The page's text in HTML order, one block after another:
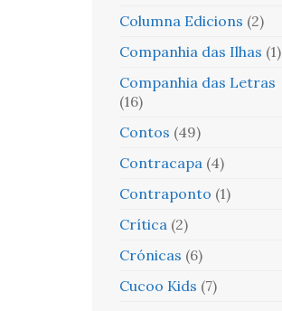
Columna Edicions (2)
Companhia das Ilhas (1)
Companhia das Letras
(16)
Contos (49)
Contracapa (4)
Contraponto (1)
Crítica (2)
Crónicas (6)
Cucoo Kids (7)